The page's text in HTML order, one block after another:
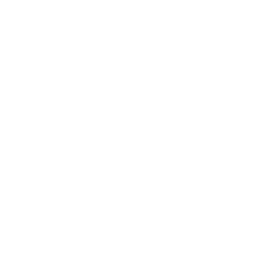
Dovilė Milisevičiūtė, Ignas Bacevičius
a comprehensive approach to student information security and
as the use of email or cloud technology, and deeper social and
of topics allows for the development of not only technical skills,
(Sandra Larionova)
a scenario for using an email program (Ignas Bacevičius)
of communication ethics (Ignas Bacevičius)
by the European Union's Economic Recovery and Resilience